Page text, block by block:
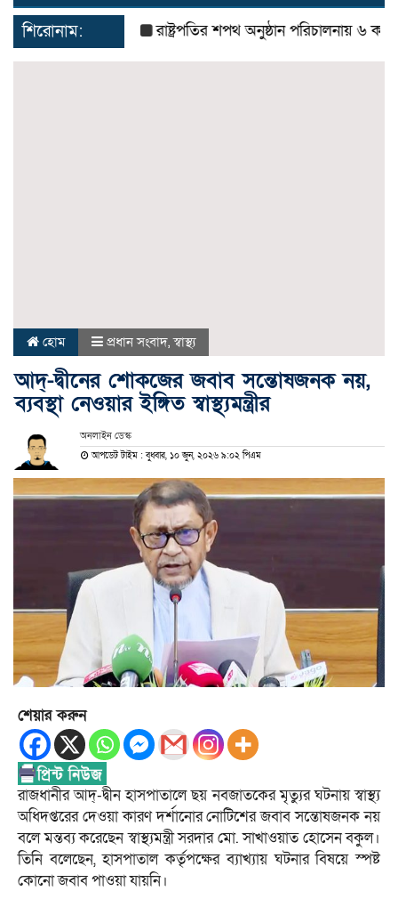
শিরোনাম: রাষ্ট্রপতির শপথ অনুষ্ঠান পরিচালনায় ৬ কমিটি
হোম প্রধান সংবাদ,স্বাস্থ্য
আদ্-দ্বীনের শোকজের জবাব সন্তোষজনক নয়,
ব্যবস্থা নেওয়ার ইঙ্গিত স্বাস্থ্যমন্ত্রীর
অনলাইন ডেস্ক
আপডেট টাইম : বুধবার, ১০ জুন, ২০২৬ ৯:০২ পিএম
শেয়ার করুন
রাজধানীর আদ্-দ্বীন হাসপাতালে ছয় নবজাতকের মৃত্যুর ঘটনায় স্বাস্থ্য
অধিদপ্তরের দেওয়া কারণ দর্শানোর নোটিশের জবাব সন্তোষজনক নয়
বলে মন্তব্য করেছেন স্বাস্থ্যমন্ত্রী সরদার মো. সাখাওয়াত হোসেন বকুল।
তিনি বলেছেন, হাসপাতাল কর্তৃপক্ষের ব্যাখ্যায় ঘটনার বিষয়ে স্পষ্ট
কোনো জবাব পাওয়া যায়নি।